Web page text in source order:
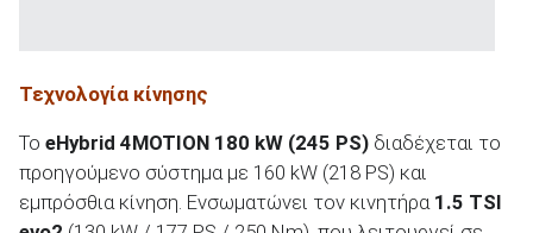
Τεχνολογία κίνησης
Το eHybrid 4MOTION 180 kW (245 PS) διαδέχεται το
προηγούμενο σύστημα με 160 kW (218 PS) και
εμπρόσθια κίνηση. Ενσωματώνει τον κινητήρα 1.5 TSI